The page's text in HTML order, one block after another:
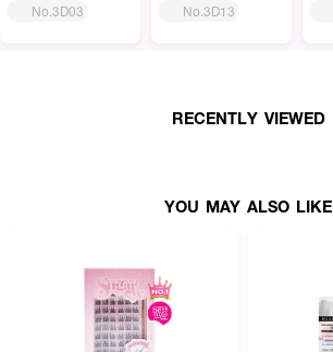
No.3D03
No.3D13
RECENTLY VIEWED
YOU MAY ALSO LIKE